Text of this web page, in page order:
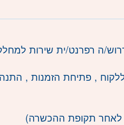
נתניה ועמק חפר, רעננה,
ה רפרנט/ית שירות
, פתיחת הזמנות ,
לאחר תקופת ההכשרה)